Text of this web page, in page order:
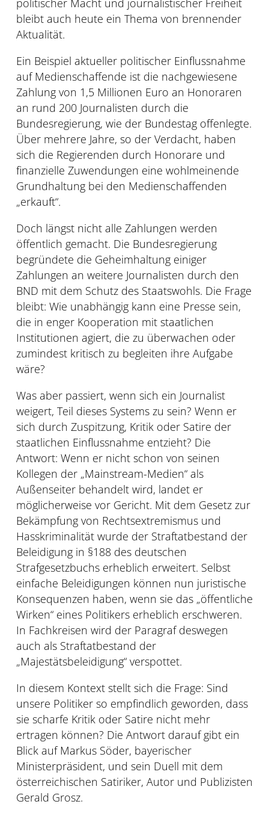
politischer Macht und journalistischer Freiheit
bleibt auch heute ein Thema von brennender
Aktualität.
Ein Beispiel aktueller politischer Einflussnahme
auf Medienschaffende ist die nachgewiesene
Zahlung von 1,5 Millionen Euro an Honoraren
an rund 200 Journalisten durch die
Bundesregierung, wie der Bundestag offenlegte.
Über mehrere Jahre, so der Verdacht, haben
sich die Regierenden durch Honorare und
finanzielle Zuwendungen eine wohlmeinende
Grundhaltung bei den Medienschaffenden
„erkauft“.
Doch längst nicht alle Zahlungen werden
öffentlich gemacht. Die Bundesregierung
begründete die Geheimhaltung einiger
Zahlungen an weitere Journalisten durch den
BND mit dem Schutz des Staatswohls. Die Frage
bleibt: Wie unabhängig kann eine Presse sein,
die in enger Kooperation mit staatlichen
Institutionen agiert, die zu überwachen oder
zumindest kritisch zu begleiten ihre Aufgabe
wäre?
Was aber passiert, wenn sich ein Journalist
weigert, Teil dieses Systems zu sein? Wenn er
sich durch Zuspitzung, Kritik oder Satire der
staatlichen Einflussnahme entzieht? Die
Antwort: Wenn er nicht schon von seinen
Kollegen der „Mainstream-Medien“ als
Außenseiter behandelt wird, landet er
möglicherweise vor Gericht. Mit dem Gesetz zur
Bekämpfung von Rechtsextremismus und
Hasskriminalität wurde der Straftatbestand der
Beleidigung in §188 des deutschen
Strafgesetzbuchs erheblich erweitert. Selbst
einfache Beleidigungen können nun juristische
Konsequenzen haben, wenn sie das „öffentliche
Wirken“ eines Politikers erheblich erschweren.
In Fachkreisen wird der Paragraf deswegen
auch als Straftatbestand der
„Majestätsbeleidigung“ verspottet.
In diesem Kontext stellt sich die Frage: Sind
unsere Politiker so empfindlich geworden, dass
sie scharfe Kritik oder Satire nicht mehr
ertragen können? Die Antwort darauf gibt ein
Blick auf Markus Söder, bayerischer
Ministerpräsident, und sein Duell mit dem
österreichischen Satiriker, Autor und Publizisten
Gerald Grosz.